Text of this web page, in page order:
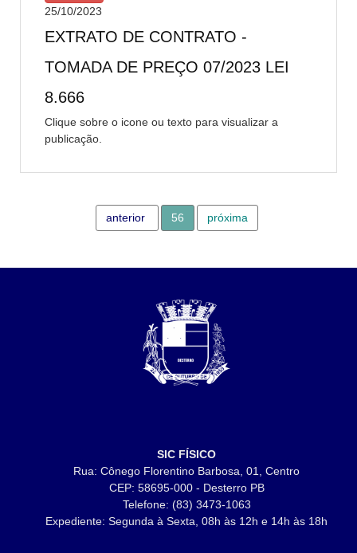
25/10/2023
EXTRATO DE CONTRATO -
TOMADA DE PREÇO 07/2023 LEI
8.666
Clique sobre o icone ou texto para visualizar a
publicação.
anterior 56 próxima
SIC FÍSICO
Rua: Cônego Florentino Barbosa, 01, Centro
CEP: 58695-000 - Desterro PB
Telefone: (83) 3473-1063
Expediente: Segunda à Sexta, 08h às 12h e 14h às 18h